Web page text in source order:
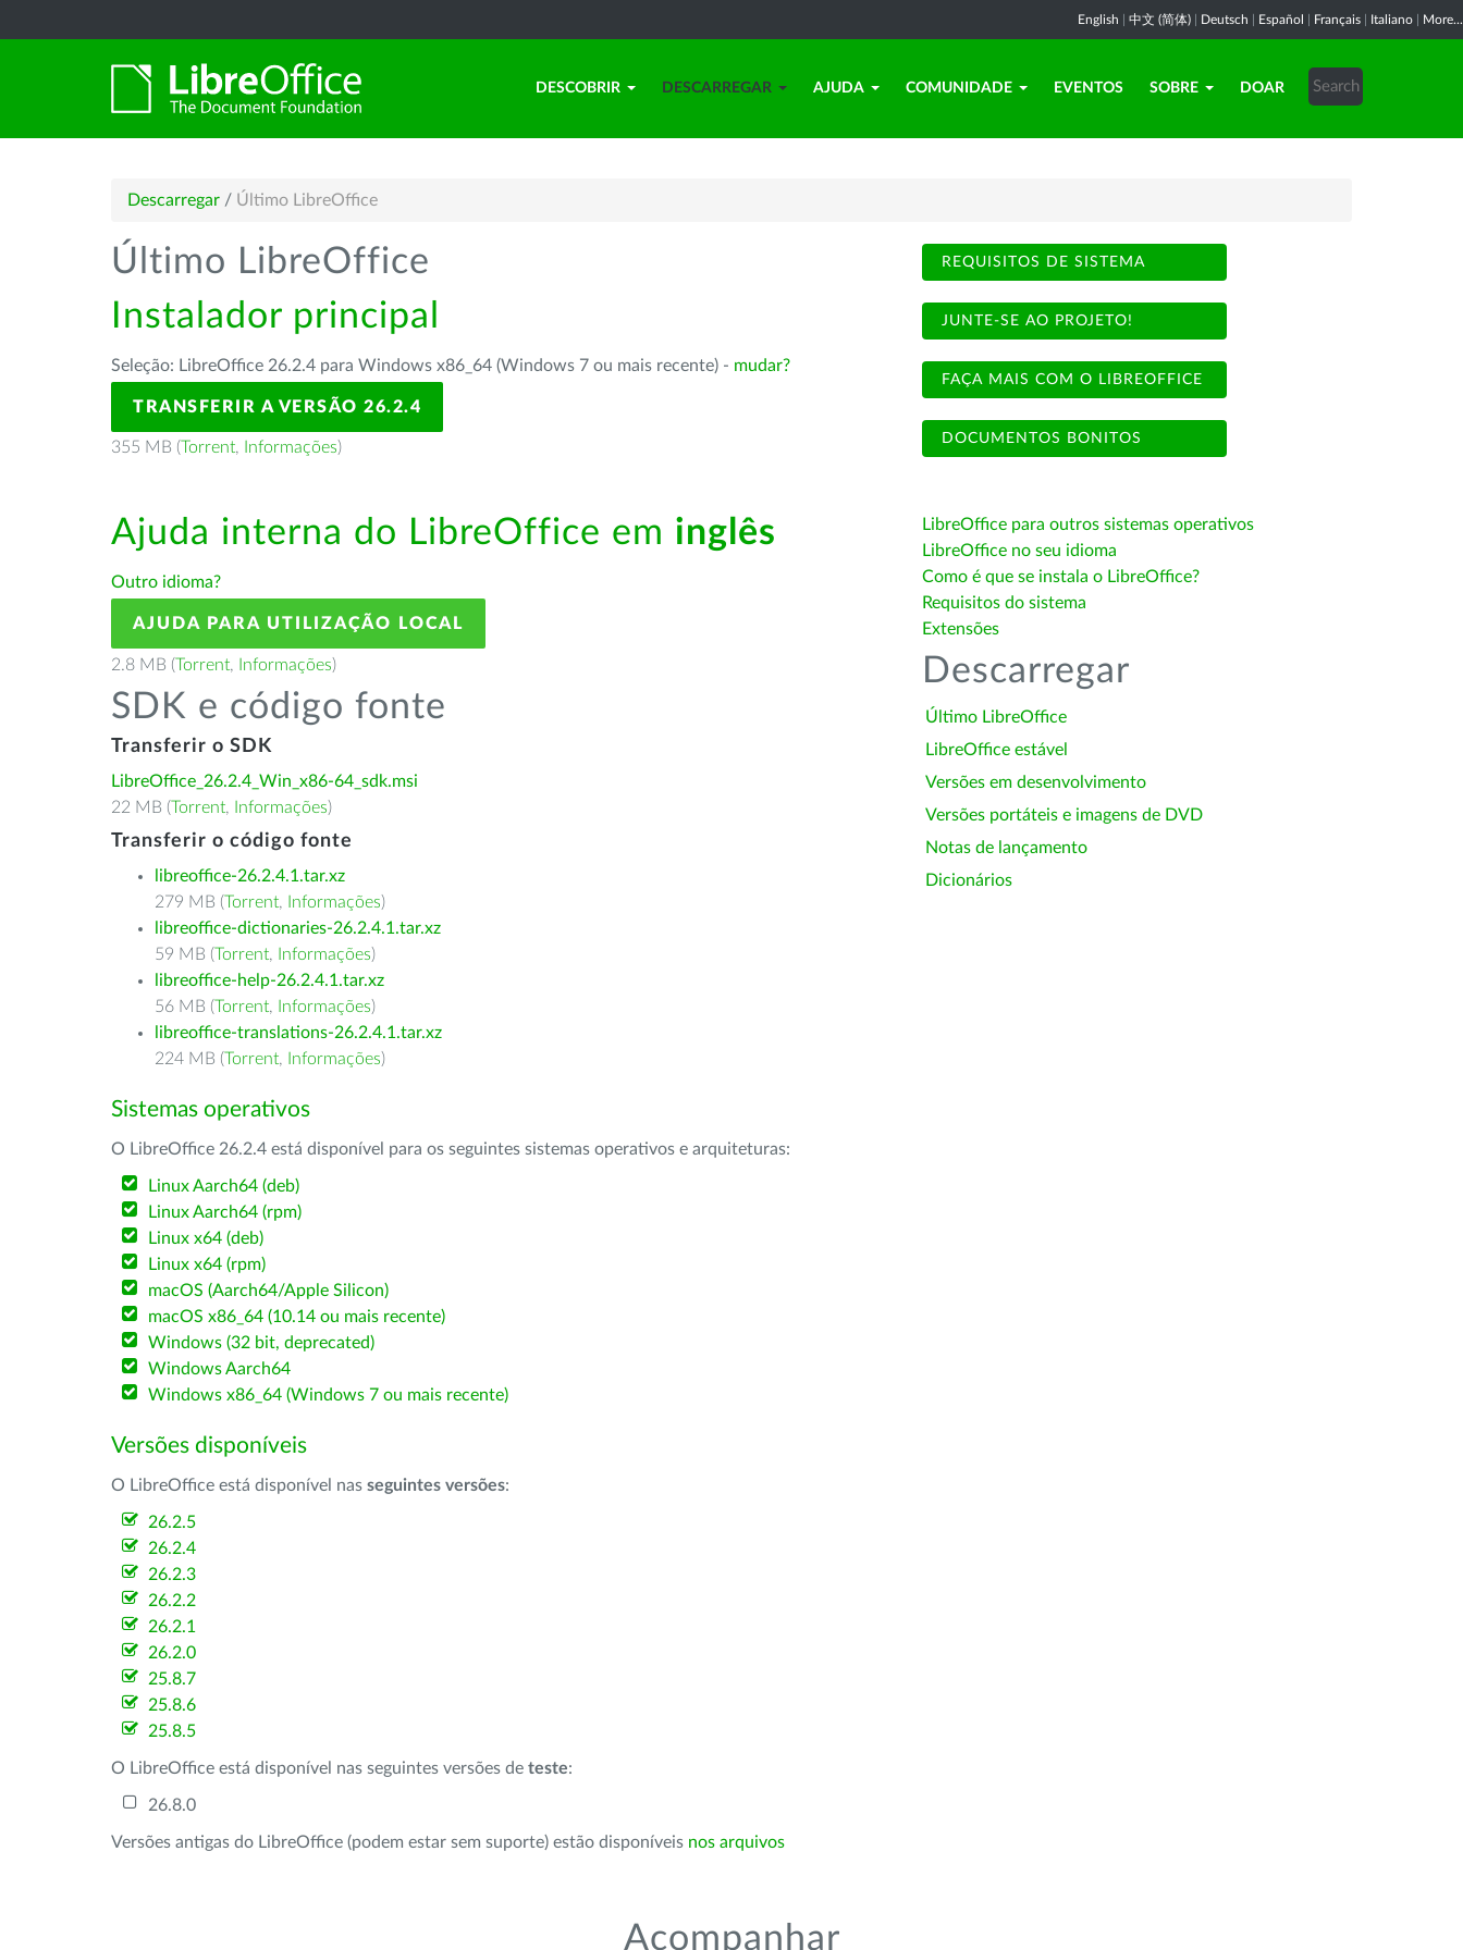
English 中文 (简体) Deutsch Español Français Italiano More...
DESCOBRIR DESCARREGAR AJUDA COMUNIDADE EVENTOS SOBRE DOAR
Descarregar / Último LibreOffice
Último LibreOffice
Instalador principal
Seleção: LibreOffice 26.2.4 para Windows x86_64 (Windows 7 ou mais recente) - mudar?
TRANSFERIR A VERSÃO 26.2.4
355 MB (Torrent, Informações)
Ajuda interna do LibreOffice em inglês
Outro idioma?
AJUDA PARA UTILIZAÇÃO LOCAL
2.8 MB (Torrent, Informações)
SDK e código fonte
Transferir o SDK
LibreOffice_26.2.4_Win_x86-64_sdk.msi
22 MB (Torrent, Informações)
Transferir o código fonte
libreoffice-26.2.4.1.tar.xz
279 MB (Torrent, Informações)
libreoffice-dictionaries-26.2.4.1.tar.xz
59 MB (Torrent, Informações)
libreoffice-help-26.2.4.1.tar.xz
56 MB (Torrent, Informações)
libreoffice-translations-26.2.4.1.tar.xz
224 MB (Torrent, Informações)
Sistemas operativos
O LibreOffice 26.2.4 está disponível para os seguintes sistemas operativos e arquiteturas:
Linux Aarch64 (deb)
Linux Aarch64 (rpm)
Linux x64 (deb)
Linux x64 (rpm)
macOS (Aarch64/Apple Silicon)
macOS x86_64 (10.14 ou mais recente)
Windows (32 bit, deprecated)
Windows Aarch64
Windows x86_64 (Windows 7 ou mais recente)
Versões disponíveis
O LibreOffice está disponível nas seguintes versões:
26.2.5
26.2.4
26.2.3
26.2.2
26.2.1
26.2.0
25.8.7
25.8.6
25.8.5
O LibreOffice está disponível nas seguintes versões de teste:
26.8.0
Versões antigas do LibreOffice (podem estar sem suporte) estão disponíveis nos arquivos
REQUISITOS DE SISTEMA
JUNTE-SE AO PROJETO!
FAÇA MAIS COM O LIBREOFFICE
DOCUMENTOS BONITOS
LibreOffice para outros sistemas operativos
LibreOffice no seu idioma
Como é que se instala o LibreOffice?
Requisitos do sistema
Extensões
Descarregar
Último LibreOffice
LibreOffice estável
Versões em desenvolvimento
Versões portáteis e imagens de DVD
Notas de lançamento
Dicionários
Acompanhar